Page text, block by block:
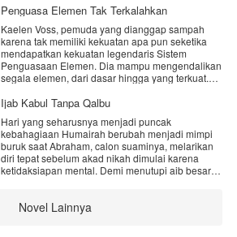
limbung ke tanah. Entah apa yang harus aku
lakukan setelah ini.
Namun yang membuat dadaku lebih sakit lagi
ternyata wanita yang dinikahi suamiku merupakan
usil dengan kondisiku yang sudah puluhan tahun
tidak bisa memberikan anak.
Di saat semua orang menuntutku menerima
keadaan, aku memilih bertahan. Bukan untuk
mengalah… tapi untuk membuktikan bahwa aku
tidak selemah yang mereka kira.
Namun tanpa kusadari, perlahan ada hal lain
aneh, perasaan kehilangan yang tak bisa
dijelaskan, hingga sebuah pertemuan tak terduga
Penguasa Elemen Tak Terkalahkan
Kaelen Voss, pemuda yang dianggap sampah
karena tak memiliki kekuatan apa pun seketika
mendapatkan kekuatan legendaris Sistem
Penguasaan Elemen. Dia mampu mengendalikan
segala elemen, dari dasar hingga yang terkuat.
dari keterpurukan, mengungkap rahasia masa
kegelapan untuk menjadi sosok terhebat yang
menguasai segalanya.
Ijab Kabul Tanpa Qalbu
Hari yang seharusnya menjadi puncak
kebahagiaan Humairah berubah menjadi mimpi
buruk saat Abraham, calon suaminya, melarikan
diri tepat sebelum akad nikah dimulai karena
ketidaksiapan mental. Demi menutupi aib besar
menikahkan putranya, Ustadz Fathan
Kareem,yang sekaligus kakak Abraham untuk
Novel Lainnya